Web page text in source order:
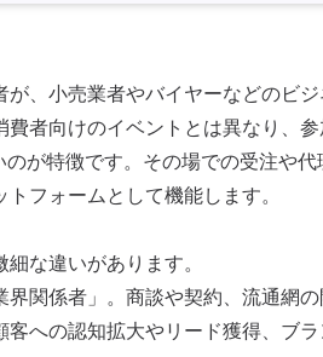
、小売業者やバイヤーなどのビ
者向けのイベントとは異なり、
が特徴です。その場での受注や
フォームとして機能します。
な違いがあります。
関係者」。商談や契約、流通網の
客への認知拡大やリード獲得 、ブ